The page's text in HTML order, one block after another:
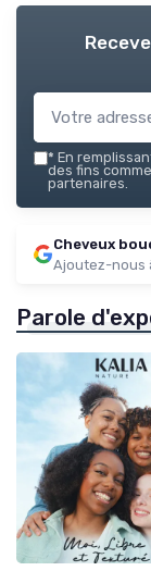
* En
des fins
partenaires.
Cheveux
Ajoutez-nous
Parole